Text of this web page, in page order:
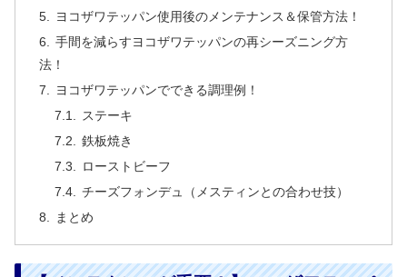
ヨコザワテッパン使用後のメンテナンス＆保管方法！
手間を減らすヨコザワテッパンの再シーズニング方
法！
ヨコザワテッパンでできる調理例！
ステーキ
鉄板焼き
ローストビーフ
チーズフォンデュ（メスティンとの合わせ技）
まとめ